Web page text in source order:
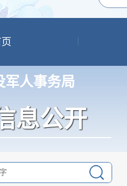
军人事务局
息公开